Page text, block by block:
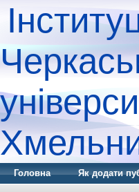
Головна Як додати